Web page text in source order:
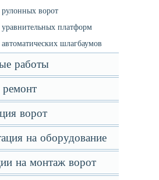
ворот
платформ
шлагбаумов
работы
ремонт
ворот
на оборудование
на монтаж ворот